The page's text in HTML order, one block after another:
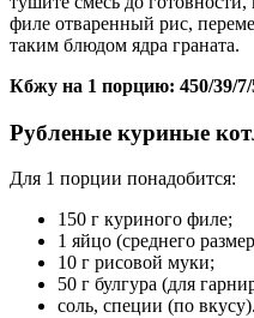
филе отваренный рис,
таким блюдом ядра граната.
Кбжу на 1 порцию: 450/39/7/
Рубленые куриные
Для 1 порции понадобится:
150 г куриного филе;
1 яйцо (среднего
10 г рисовой муки;
50 г булгура (для
соль, специи (по вкусу).